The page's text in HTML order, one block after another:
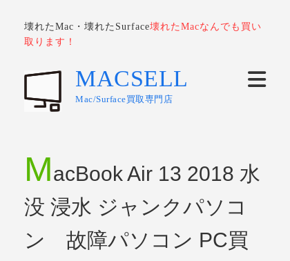
壊れたMac・壊れたSurface壊れたMacなんでも買い
取ります！
MACSELL
Mac/Surface買取専門店
MacBook Air 13 2018 水
没 浸水 ジャンクパソコ
ン 故障パソコン PC買